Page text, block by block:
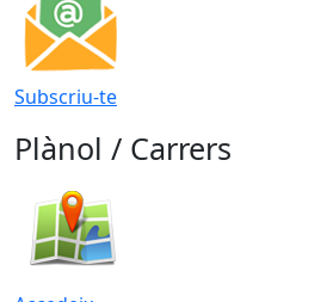
Subscriu-te
Plànol / Carrers